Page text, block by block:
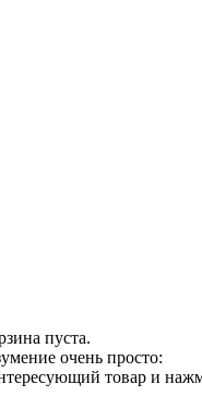
пуста.
очень просто:
товар и